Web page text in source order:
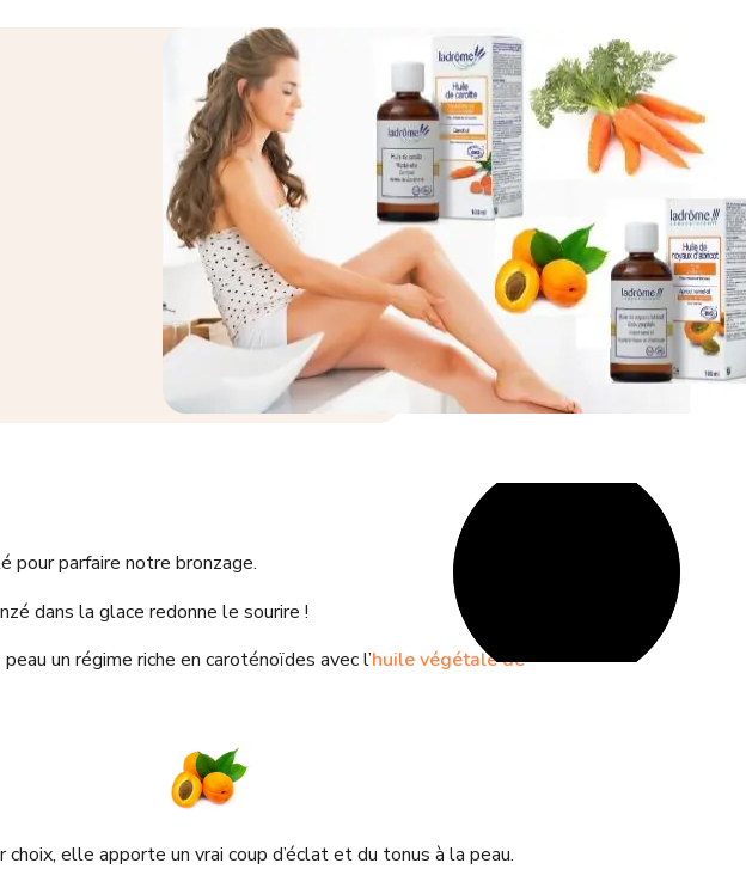
pour parfaire notre bronzage.
dans la glace redonne le sourire !
un régime riche en caroténoïdes avec l’huile végétale de
elle apporte un vrai coup d’éclat et du tonus à la peau.